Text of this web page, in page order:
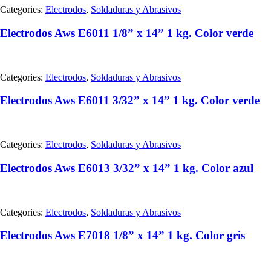
Categories: Electrodos, Soldaduras y Abrasivos
Electrodos Aws E6011 1/8” x 14” 1 kg. Color verde
Categories: Electrodos, Soldaduras y Abrasivos
Electrodos Aws E6011 3/32” x 14” 1 kg. Color verde
Categories: Electrodos, Soldaduras y Abrasivos
Electrodos Aws E6013 3/32” x 14” 1 kg. Color azul
Categories: Electrodos, Soldaduras y Abrasivos
Electrodos Aws E7018 1/8” x 14” 1 kg. Color gris